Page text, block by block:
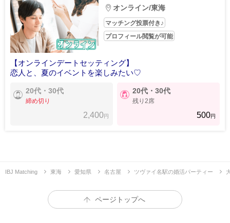
オンライン/東海
マッチング投票付き♪
プロフィール閲覧が可能
【オンラインデートセッティング】
恋人と、夏のイベントを楽しみたい♡
20代・30代
締め切り
2,400円
20代・30代
残り2席
500円
IBJ Matching 東海 愛知県 名古屋 ツヴァイ名駅の婚活パーティー
ページトップへ